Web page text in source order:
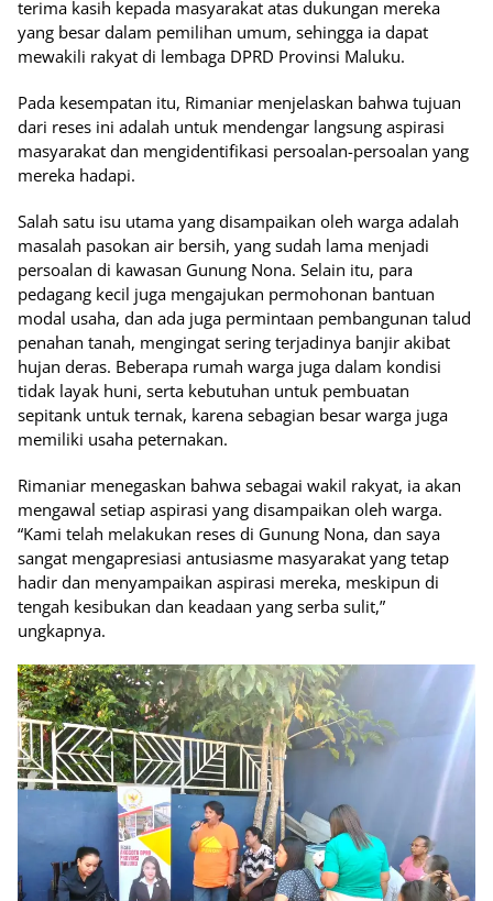
terima kasih kepada masyarakat atas dukungan mereka
yang besar dalam pemilihan umum, sehingga ia dapat
mewakili rakyat di lembaga DPRD Provinsi Maluku.
Pada kesempatan itu, Rimaniar menjelaskan bahwa tujuan
dari reses ini adalah untuk mendengar langsung aspirasi
masyarakat dan mengidentifikasi persoalan-persoalan yang
mereka hadapi.
Salah satu isu utama yang disampaikan oleh warga adalah
masalah pasokan air bersih, yang sudah lama menjadi
persoalan di kawasan Gunung Nona. Selain itu, para
pedagang kecil juga mengajukan permohonan bantuan
modal usaha, dan ada juga permintaan pembangunan talud
penahan tanah, mengingat sering terjadinya banjir akibat
hujan deras. Beberapa rumah warga juga dalam kondisi
tidak layak huni, serta kebutuhan untuk pembuatan
sepitank untuk ternak, karena sebagian besar warga juga
memiliki usaha peternakan.
Rimaniar menegaskan bahwa sebagai wakil rakyat, ia akan
mengawal setiap aspirasi yang disampaikan oleh warga.
“Kami telah melakukan reses di Gunung Nona, dan saya
sangat mengapresiasi antusiasme masyarakat yang tetap
hadir dan menyampaikan aspirasi mereka, meskipun di
tengah kesibukan dan keadaan yang serba sulit,”
ungkapnya.